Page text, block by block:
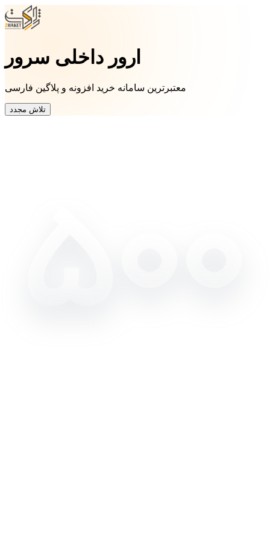
ارور داخلی سرور
معتبرترین سامانه خرید افزونه و پلاگین فارسی
تلاش مجدد